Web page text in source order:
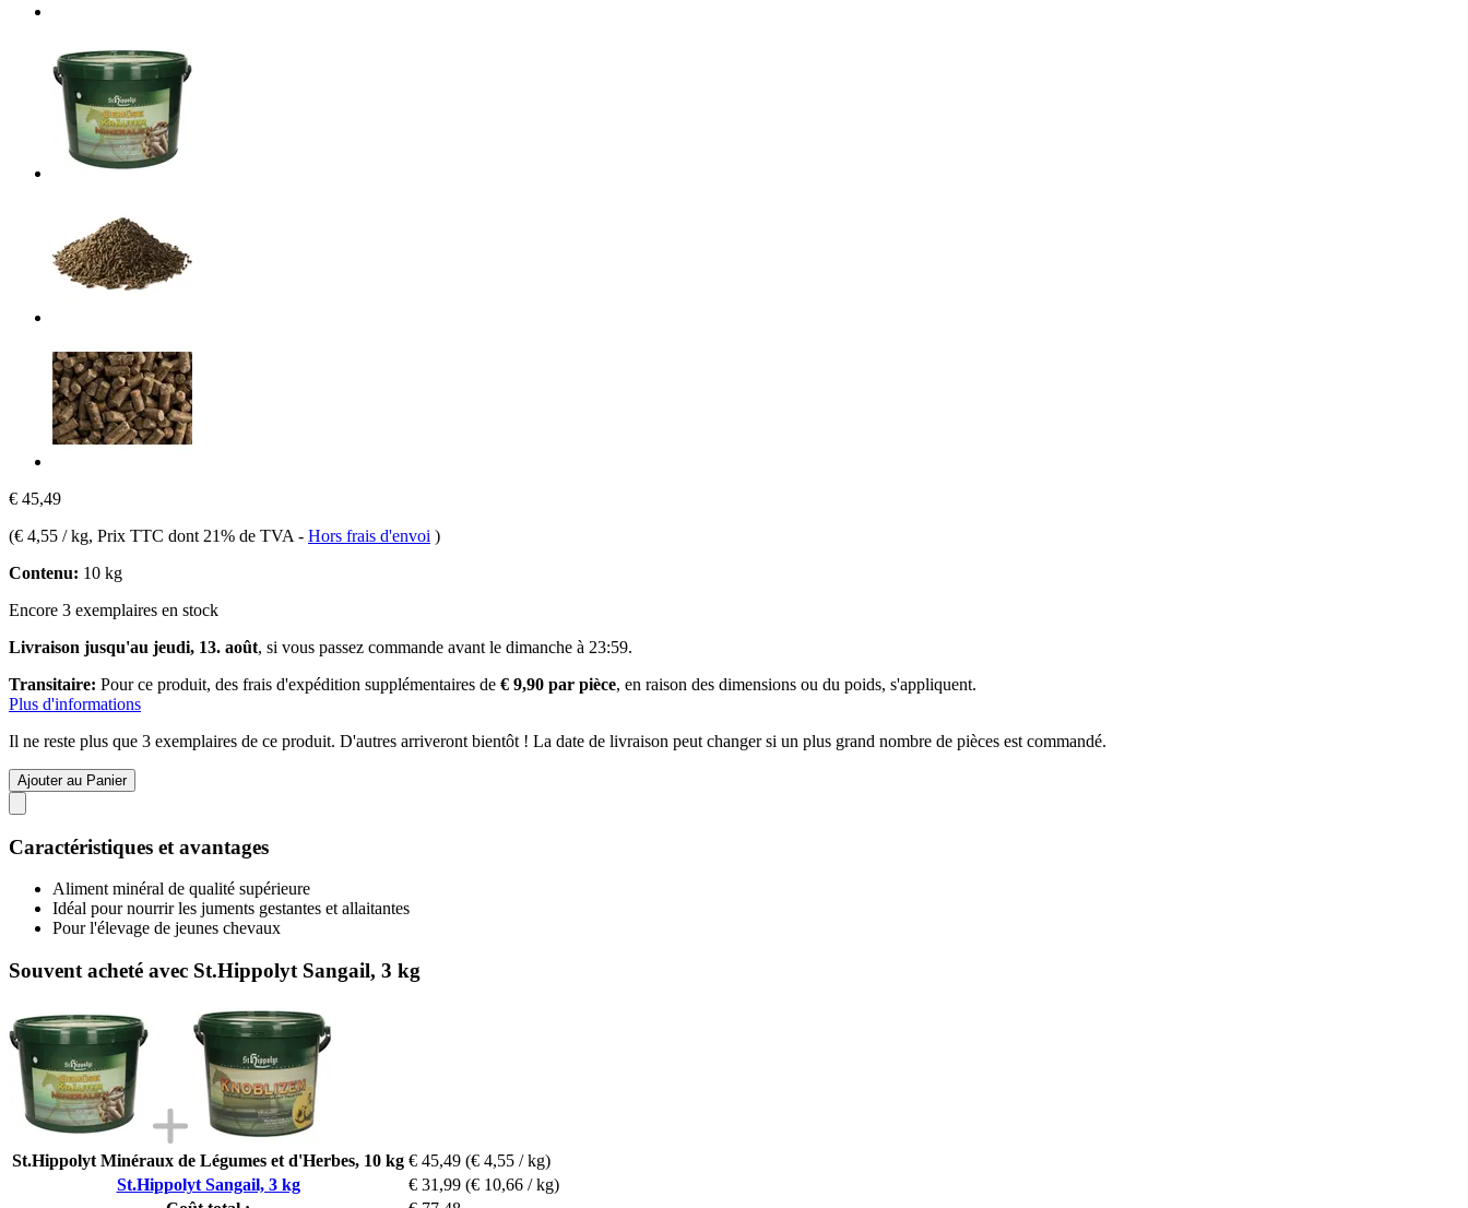
€ 45,49
(€ 4,55 / kg, Prix TTC dont 21% de TVA - Hors frais d'envoi )
Contenu: 10 kg
Encore 3 exemplaires en stock
Livraison jusqu'au jeudi, 13. août, si vous passez commande avant le dimanche à 23:59.
Transitaire: Pour ce produit, des frais d'expédition supplémentaires de € 9,90 par pièce, en raison des dimensions ou du poids, s'appliquent.
Plus d'informations
Il ne reste plus que 3 exemplaires de ce produit. D'autres arriveront bientôt ! La date de livraison peut changer si un plus grand nombre de pièces est commandé.
Ajouter au Panier
Caractéristiques et avantages
Aliment minéral de qualité supérieure
Idéal pour nourrir les juments gestantes et allaitantes
Pour l'élevage de jeunes chevaux
Souvent acheté avec St.Hippolyt Sangail, 3 kg
St.Hippolyt Minéraux de Légumes et d'Herbes, 10 kg € 45,49 (€ 4,55 / kg)
St.Hippolyt Sangail, 3 kg
€ 31,99 (€ 10,66 / kg)